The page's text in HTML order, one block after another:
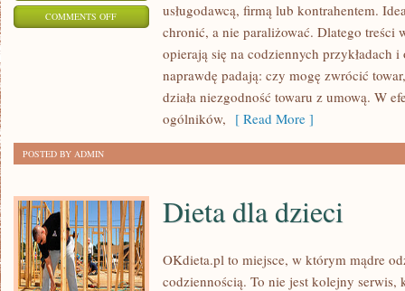
COMMENTS OFFON
NIERUCHOMOŚCI
usługodawcą, firmą lub kontrahentem.
chronić, a nie paraliżować. Dlatego treści
opierają się na codziennych przykładach
naprawdę padają: czy mogę zwrócić
działa niezgodność towaru z umową. W
ogólników, [ Read More ]
POSTED BY ADMIN
Dieta dla dzieci
OKdieta.pl to miejsce, w którym mądre
codziennością. To nie jest kolejny serwis,